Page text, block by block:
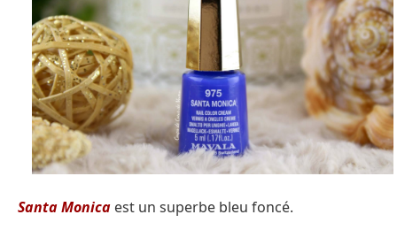
Santa Monica est un superbe bleu foncé.